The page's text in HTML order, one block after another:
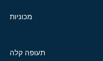
מכוניות
תעופה קלה